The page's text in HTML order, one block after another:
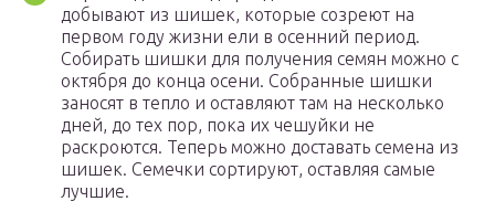
добывают из шишек, которые созреют на
первом году жизни ели в осенний период.
Собирать шишки для получения семян можно с
октября до конца осени. Собранные шишки
заносят в тепло и оставляют там на несколько
дней, до тех пор, пока их чешуйки не
раскроются. Теперь можно доставать семена из
шишек. Семечки сортируют, оставляя самые
лучшие.